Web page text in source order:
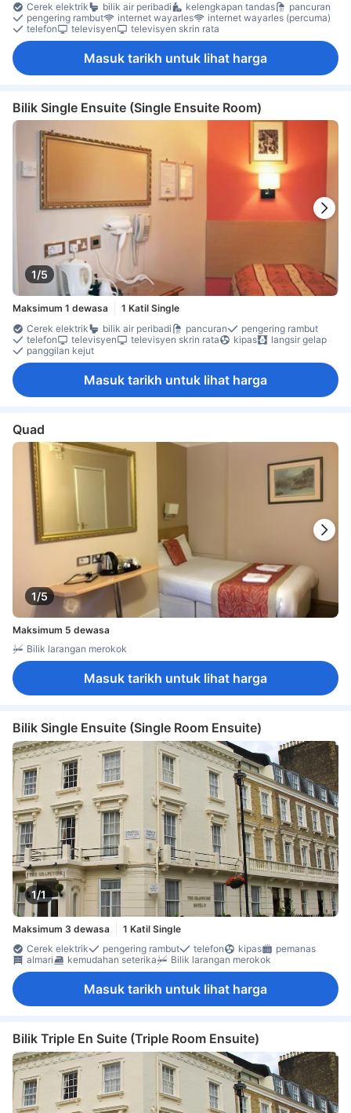
Cerek elektrik
bilik air peribadi kelengkapan tandas
pancuran
pengering rambut
internet wayarles
internet wayarles (percuma)
telefon
televisyen televisyen skrin rata
Masuk tarikh untuk lihat harga
Bilik Single Ensuite (Single Ensuite Room)
1/5
Maksimum 1 dewasa
1 Katil Single
Cerek elektrik
bilik air peribadi pancuran
pengering rambut
telefon
televisyen televisyen skrin rata kipas
langsir gelap
panggilan kejut
Masuk tarikh untuk lihat harga
Quad
1/5
Maksimum 5 dewasa
Bilik larangan merokok
Masuk tarikh untuk lihat harga
Bilik Single Ensuite (Single Room Ensuite)
1/1
Maksimum 3 dewasa
1 Katil Single
Cerek elektrik
pengering rambut telefon kipas
pemanas
almari
kemudahan seterika Bilik larangan merokok
Masuk tarikh untuk lihat harga
Bilik Triple En Suite (Triple Room Ensuite)